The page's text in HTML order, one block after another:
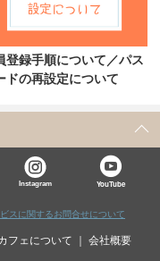
登録手順について／パス
ドの再設定について
Instagram YouTube
スに関するお問合せについて
フェについて 会社概要